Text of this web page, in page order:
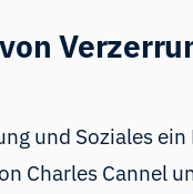
und Soziales ein
Charles Cannel